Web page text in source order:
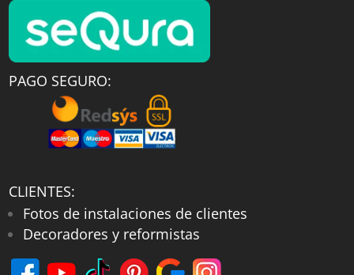
PAGO SEGURO:
CLIENTES:
Fotos de instalaciones de clientes
Decoradores y reformistas